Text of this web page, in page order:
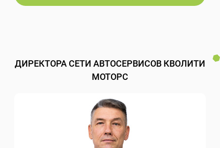
ДИРЕКТОРА СЕТИ АВТОСЕРВИСОВ КВОЛИТИ
МОТОРС